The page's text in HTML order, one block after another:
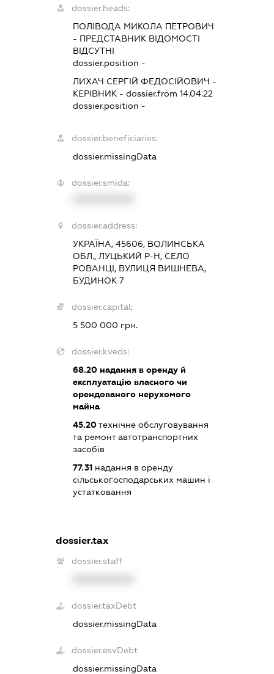
dossier.heads:
ПОЛІВОДА МИКОЛА ПЕТРОВИЧ
- ПРЕДСТАВНИК ВІДОМОСТІ
ВІДСУТНІ
dossier.position -
ЛИХАЧ СЕРГІЙ ФЕДОСІЙОВИЧ -
КЕРІВНИК - dossier.from 14.04.22
dossier.position -
dossier.beneficiaries:
dossier.missingData
dossier.smida:
dossier.address:
УКРАЇНА, 45606, ВОЛИНСЬКА
ОБЛ., ЛУЦЬКИЙ Р-Н, СЕЛО
РОВАНЦІ, ВУЛИЦЯ ВИШНЕВА,
БУДИНОК 7
dossier.capital:
5 500 000 грн.
dossier.kveds:
68.20 надання в оренду й
експлуатацію власного чи
орендованого нерухомого
майна
45.20технічне обслуговування
та ремонт автотранспортних
засобів
77.31 надання в оренду
сільськогосподарських машин і
устатковання
dossier.tax
dossier.staff
dossier.taxDebt
dossier.missingData
dossier.esvDebt
dossier.missingData